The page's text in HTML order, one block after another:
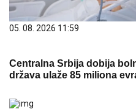
05. 08. 2026 11:59
Centralna Srbija dobija
država ulaže 85 miliona